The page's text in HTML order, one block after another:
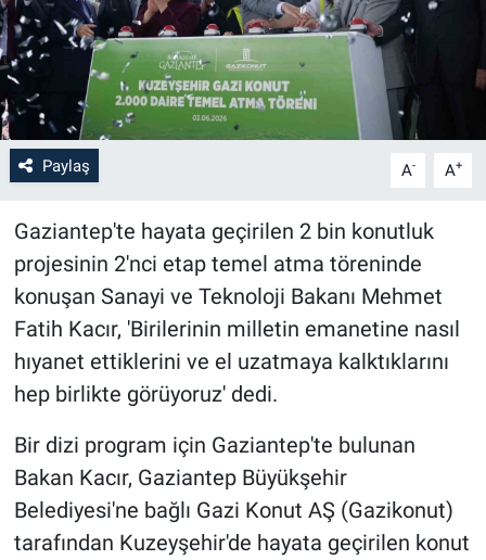
Paylaş A- A+
Gaziantep'te hayata geçirilen 2 bin konutluk
projesinin 2'nci etap temel atma töreninde
konuşan Sanayi ve Teknoloji Bakanı Mehmet
Fatih Kacır, 'Birilerinin milletin emanetine nasıl
hıyanet ettiklerini ve el uzatmaya kalktıklarını
hep birlikte görüyoruz' dedi.
Bir dizi program için Gaziantep'te bulunan
Bakan Kacır, Gaziantep Büyükşehir
Belediyesi'ne bağlı Gazi Konut AŞ (Gazikonut)
tarafından Kuzeyşehir'de hayata geçirilen konut